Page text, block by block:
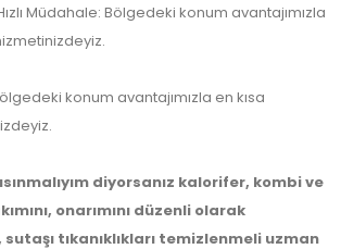
Müdahale: Bölgedeki konum avantajımızla
konum avantajımızla en kısa
diyorsanız kalorifer, kombi ve
onarımını düzenli olarak
tıkanıklıkları temizlenmeli uzman